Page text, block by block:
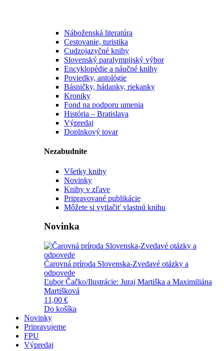
Náboženská literatúra
Cestovanie, turistika
Cudzojazyčné knihy
Slovenský paralympijský výbor
Encyklopédie a náučné knihy
Poviedky, antológie
Básničky, hádanky, riekanky
Kroniky
Fond na podporu umenia
História – Bratislava
Výpredaj
Doplnkový tovar
Nezabudnite
Všetky knihy
Novinky
Knihy v zľave
Pripravované publikácie
Môžete si vytlačiť vlastnú knihu
Novinka
Čarovná príroda Slovenska-Zvedavé otázky a
odpovede
Ľubor Čačko/Ilustrácie: Juraj Martiška a Maximiliána
Martišková
11,00 €
Do košíka
Novinky
Pripravujeme
FPU
Výpredaj